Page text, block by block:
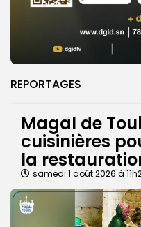
REPORTAGES
Magal de
cuisinières
la
samedi 1 août 2026 à